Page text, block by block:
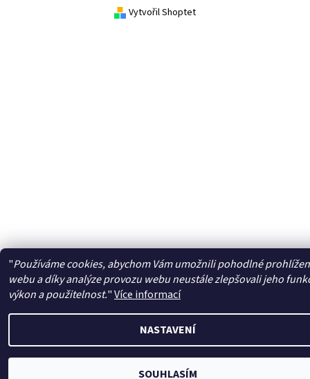
Vytvořil Shoptet
"Používáme cookies, abychom Vám umožnili pohodlné
webu a díky analýze provozu webu neustále zlepšovali jeho
výkon a použitelnost."Více informací
NASTAVENÍ
SOUHLASÍM